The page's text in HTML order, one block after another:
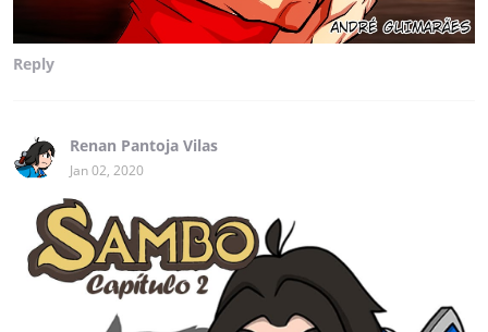
Reply
Renan Pantoja Vilas
Jan 02, 2020